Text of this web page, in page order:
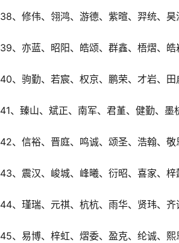
38、修伟、翎鸿、游德、紫暄、羿统、昊
39、亦蓝、昭阳、皓颂、群鑫、梧熠、皓
40、驹勤、若宸、权京、鹏荣、才岩、田
41、臻山、斌正、南军、君堇、健勤、墨
42、信裕、晋庭、鸣诚、颂圣、浩翰、敬
43、震汉、峻城、峰曦、衍昭、喜家、梓
44、瑾瑞、元祺、杭杭、雨华、贤玮、齐
45、易博、梓虹、熠委、盈克、纶诚、熙